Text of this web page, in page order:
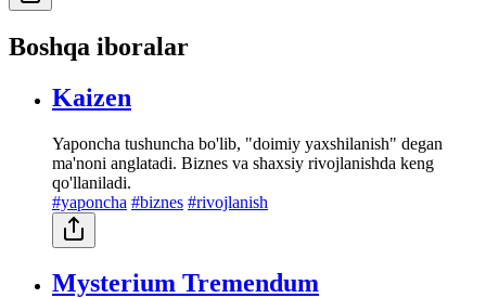
Boshqa iboralar
Kaizen
Yaponcha tushuncha bo'lib, "doimiy yaxshilanish" degan
ma'noni anglatadi. Biznes va shaxsiy rivojlanishda keng
qo'llaniladi.
#yaponcha #biznes #rivojlanish
Mysterium Tremendum